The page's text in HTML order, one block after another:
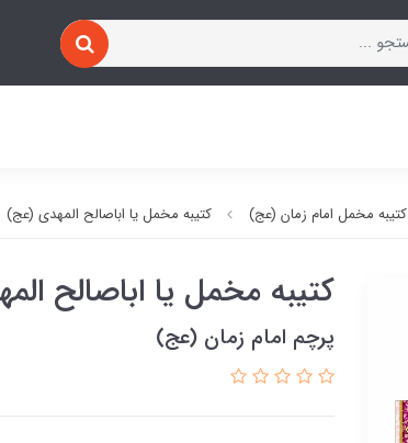
کتیبه مخمل امام زمان (عج) کتیبه مخمل یا اباصالح المهدی (عج)
کتیبه مخمل یا اباصالح
پرچم امام زمان (عج)